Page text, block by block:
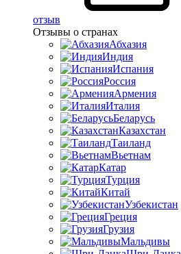
отзыв
Отзывы о странах
Абхазия
Индия
Испания
Россия
Армения
Италия
Беларусь
Казахстан
Таиланд
Вьетнам
Катар
Турция
Китай
Узбекистан
Греция
Грузия
Мальдивы